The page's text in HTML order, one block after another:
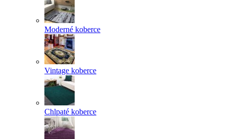
Moderné koberce
Vintage koberce
Chlpaté koberce